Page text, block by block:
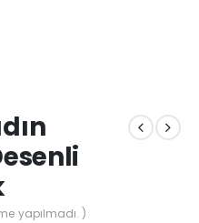
yapılmadı. )